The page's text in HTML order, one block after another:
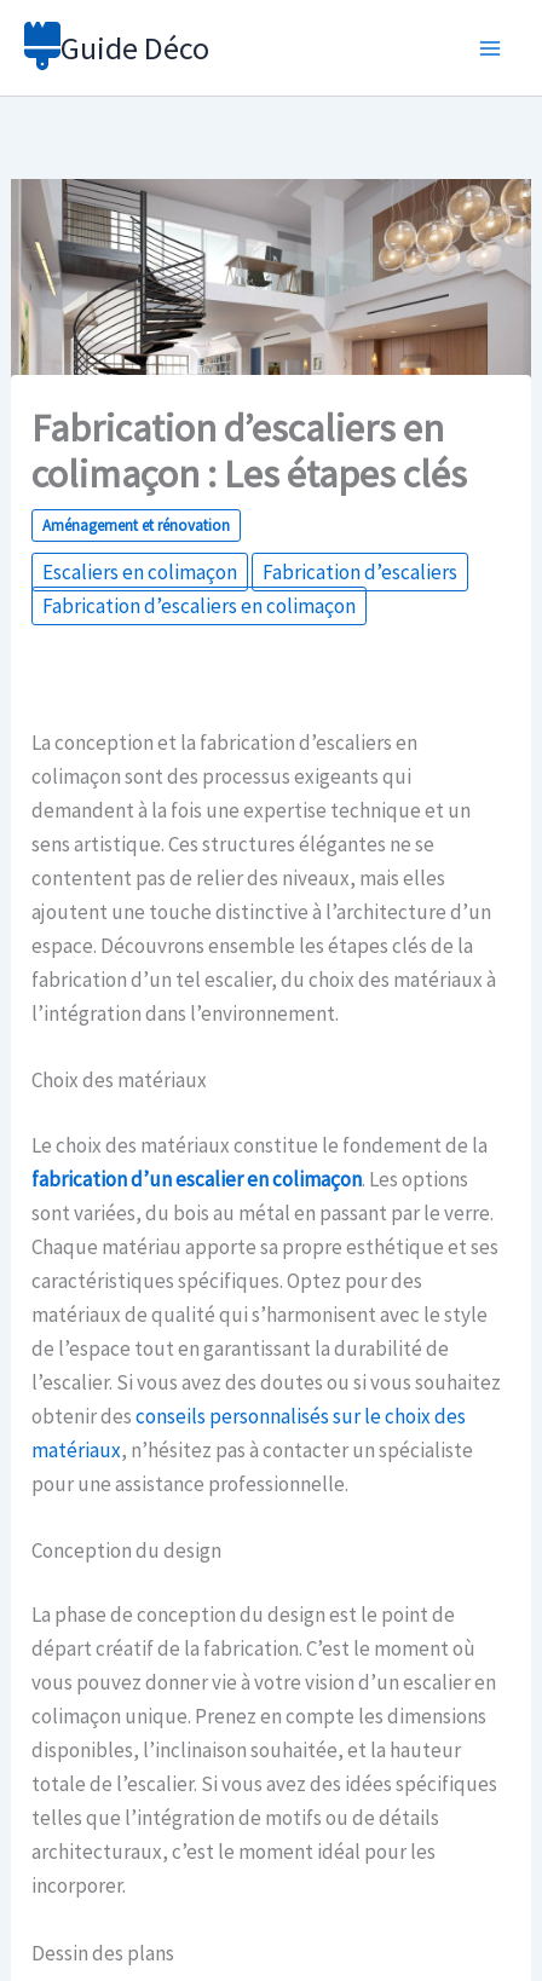
Aller
Guide Déco
Fabrication d’escaliers en
colimaçon : Les étapes clés
Aménagement et rénovation
Escaliers en colimaçon
Fabrication d’escaliers
Fabrication d’escaliers en colimaçon
La conception et la fabrication d’escaliers en
colimaçon sont des processus exigeants qui
demandent à la fois une expertise technique et un
sens artistique. Ces structures élégantes ne se
contentent pas de relier des niveaux, mais elles
ajoutent une touche distinctive à l’architecture d’un
espace. Découvrons ensemble les étapes clés de la
fabrication d’un tel escalier, du choix des matériaux à
l’intégration dans l’environnement.
Choix des matériaux
Le choix des matériaux constitue le fondement de la
fabrication d’un escalier en colimaçon. Les options
sont variées, du bois au métal en passant par le verre.
Chaque matériau apporte sa propre esthétique et ses
caractéristiques spécifiques. Optez pour des
matériaux de qualité qui s’harmonisent avec le style
de l’espace tout en garantissant la durabilité de
l’escalier. Si vous avez des doutes ou si vous souhaitez
obtenir desconseils personnalisés sur le choix des
matériaux, n’hésitez pas à contacter un spécialiste
pour une assistance professionnelle.
Conception du design
La phase de conception du design est le point de
départ créatif de la fabrication. C’est le moment où
vous pouvez donner vie à votre vision d’un escalier en
colimaçon unique. Prenez en compte les dimensions
disponibles, l’inclinaison souhaitée, et la hauteur
totale de l’escalier. Si vous avez des idées spécifiques
telles que l’intégration de motifs ou de détails
architecturaux, c’est le moment idéal pour les
incorporer.
Dessin des plans